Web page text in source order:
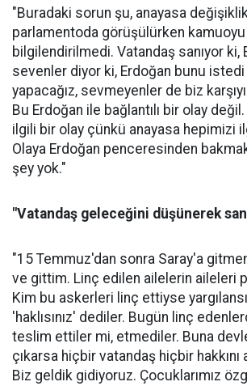
"Buradaki sorun şu, anayasa
parlamentoda görüşülürken kamuoyu
bilgilendirilmedi. Vatandaş sanıyor ki,
sevenler diyor ki, Erdoğan bunu
yapacağız, sevmeyenler de biz
Bu Erdoğan ile bağlantılı bir olay
ilgili bir olay çünkü anayasa hepimizi
Olaya Erdoğan penceresinden
şey yok."
"Vatandaş geleceğini düşünerek
"15 Temmuz'dan sonra Saray'a
ve gittim. Linç edilen ailelerin aileleri
Kim bu askerleri linç ettiyse
'haklısınız' dediler. Bugün linç
teslim ettiler mi, etmediler. Buna
çıkarsa hiçbir vatandaş hiçbir hakkını
Biz geldik gidiyoruz. Çocuklarımız